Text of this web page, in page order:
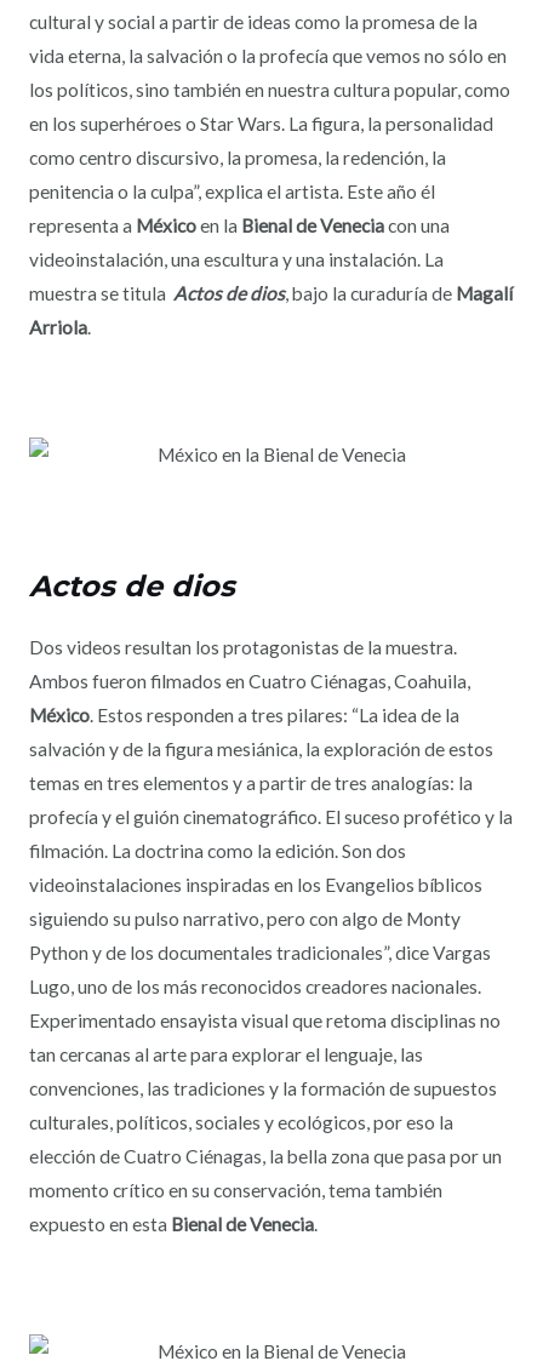
cultural y social a partir de ideas como la promesa de la
vida eterna, la salvación o la profecía que vemos no sólo en
los políticos, sino también en nuestra cultura popular, como
en los superhéroes o Star Wars. La figura, la personalidad
como centro discursivo, la promesa, la redención, la
penitencia o la culpa”, explica el artista. Este año él
representa a Méxicoen la Bienal de Veneciacon una
videoinstalación, una escultura y una instalación. La
muestra se titula Actos de dios, bajo la curaduría de Magalí
Arriola.
Actos de dios
Dos videos resultan los protagonistas de la muestra.
Ambos fueron filmados en Cuatro Ciénagas, Coahuila,
México. Estos responden a tres pilares: “La idea de la
salvación y de la figura mesiánica, la exploración de estos
temas en tres elementos y a partir de tres analogías: la
profecía y el guión cinematográfico. El suceso profético y la
filmación. La doctrina como la edición. Son dos
videoinstalaciones inspiradas en los Evangelios bíblicos
siguiendo su pulso narrativo, pero con algo de Monty
Python y de los documentales tradicionales”, dice Vargas
Lugo, uno de los más reconocidos creadores nacionales.
Experimentado ensayista visual que retoma disciplinas no
tan cercanas al arte para explorar el lenguaje, las
convenciones, las tradiciones y la formación de supuestos
culturales, políticos, sociales y ecológicos, por eso la
elección de Cuatro Ciénagas, la bella zona que pasa por un
momento crítico en su conservación, tema también
expuesto en esta Bienal de Venecia.